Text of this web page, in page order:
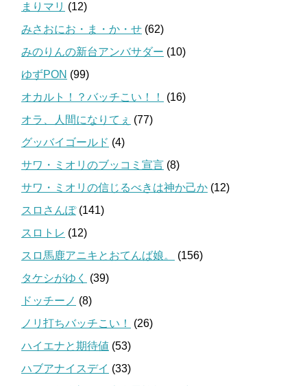
まりマリ (12)
みさおにお・ま・か・せ (62)
みのりんの新台アンバサダー (10)
ゆずPON (99)
オカルト！？バッチこい！！
(16)
オラ、人間になりてぇ (77)
グッバイゴールド (4)
サワ・ミオリのブッコミ宣言 (8)
サワ・ミオリの信じるべきは神か己か (12)
スロさんぽ(141)
スロトレ (12)
スロ馬鹿アニキとおてんば娘。
(156)
タケシがゆく
(39)
ドッチーノ (8)
ノリ打ちバッチこい！
(26)
ハイエナと期待値 (53)
ハブアナイスデイ (33)